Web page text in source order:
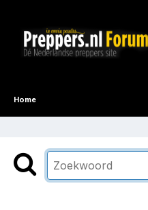
Home